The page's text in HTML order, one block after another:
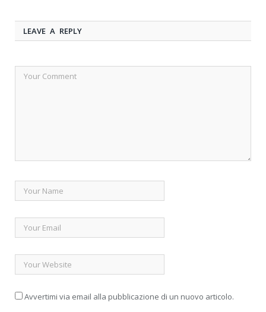
LEAVE A REPLY
Avvertimi via email alla pubblicazione di un nuovo articolo.